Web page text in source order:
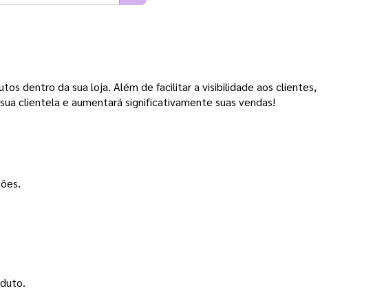
dentro da sua loja. Além de facilitar a visibilidade aos clientes,
clientela e aumentará significativamente suas vendas!